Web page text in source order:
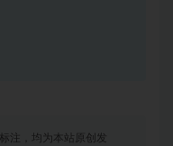
注，均为本站原创发